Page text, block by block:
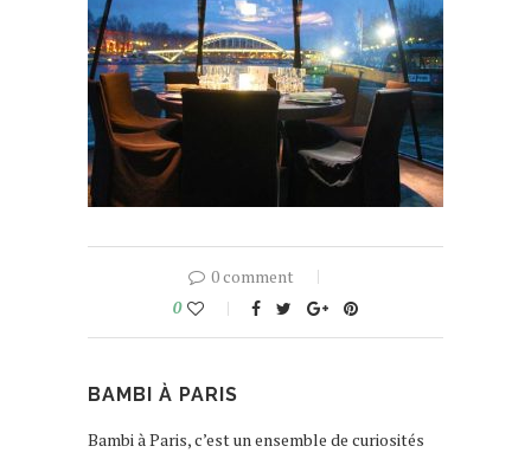
0 comment
0
BAMBI À PARIS
Bambi à Paris, c’est un ensemble de curiosités